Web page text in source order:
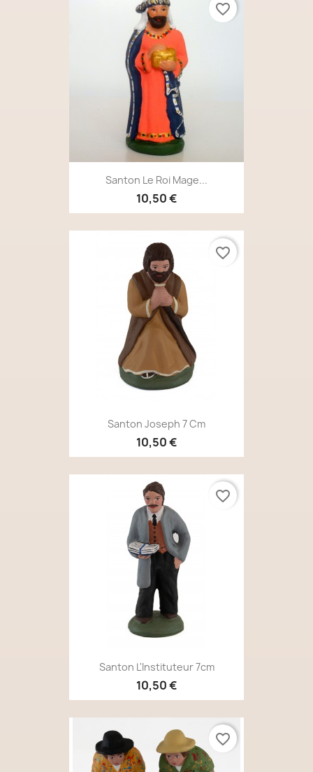
Santon Le Roi Mage...
10,50 €
favorite_border
Santon Joseph 7 Cm
10,50 €
favorite_border
Santon L'Instituteur 7cm
10,50 €
favorite_border
favorite_border